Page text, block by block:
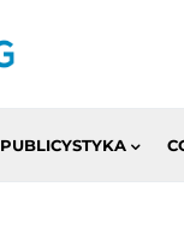
PUBLICYSTYKA